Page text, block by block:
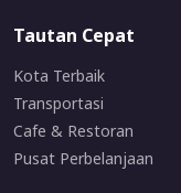
Tautan Cepat
Kota Terbaik
Transportasi
Cafe & Restoran
Pusat Perbelanjaan